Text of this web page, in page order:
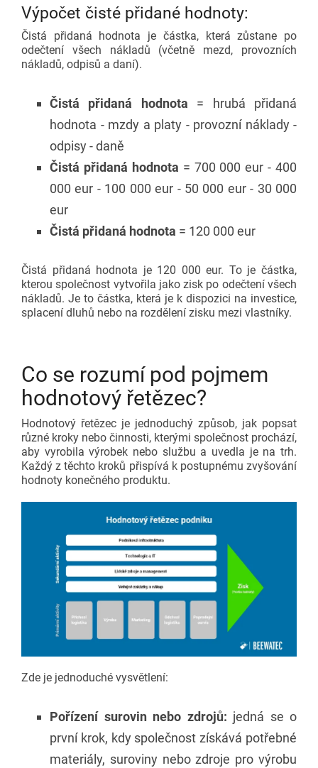
Výpočet čisté přidané hodnoty:
Čistá přidaná hodnota je částka, která zůstane po
odečtení všech nákladů (včetně mezd, provozních
nákladů, odpisů a daní).
Čistá přidaná hodnota = hrubá přidaná
hodnota - mzdy a platy - provozní náklady -
odpisy - daně
Čistá přidaná hodnota = 700 000 eur - 400
000 eur - 100 000 eur - 50 000 eur - 30 000
eur
Čistá přidaná hodnota = 120 000 eur
Čistá přidaná hodnota je 120 000 eur. To je částka,
kterou společnost vytvořila jako zisk po odečtení všech
nákladů. Je to částka, která je k dispozici na investice,
splacení dluhů nebo na rozdělení zisku mezi vlastníky.
Co se rozumí pod pojmem
hodnotový řetězec?
Hodnotový řetězec je jednoduchý způsob, jak popsat
různé kroky nebo činnosti, kterými společnost prochází,
aby vyrobila výrobek nebo službu a uvedla je na trh.
Každý z těchto kroků přispívá k postupnému zvyšování
hodnoty konečného produktu.
Zde je jednoduché vysvětlení:
Pořízení surovin nebo zdrojů: jedná se o
první krok, kdy společnost získává potřebné
materiály, suroviny nebo zdroje pro výrobu